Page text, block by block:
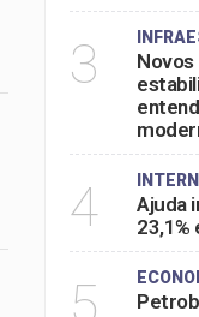
3
4
Ajuda
23,1%